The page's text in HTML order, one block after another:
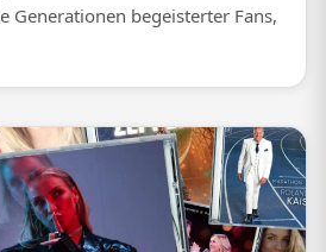
Generationen begeisterter Fans,